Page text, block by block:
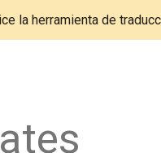
la herramienta de